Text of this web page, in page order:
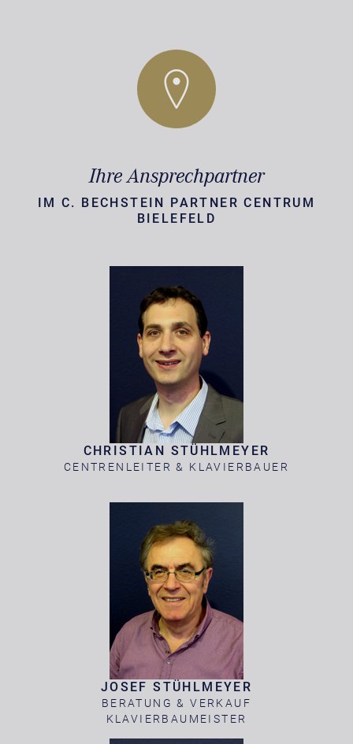
Ihre Ansprechpartner
IM C. BECHSTEIN PARTNER CENTRUM
BIELEFELD
CHRISTIAN STÜHLMEYER
CENTRENLEITER & KLAVIERBAUER
JOSEF STÜHLMEYER
BERATUNG & VERKAUF
KLAVIERBAUMEISTER